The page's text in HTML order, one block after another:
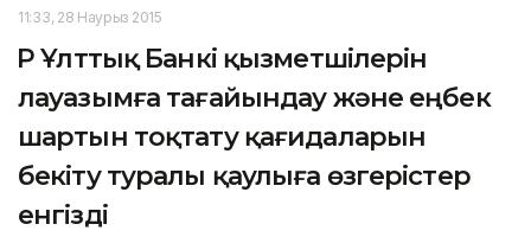
11:33, 28 Наурыз 2015
ҚР Ұлттық Банкі қызметшілерін
лауазымға тағайындау және еңбек
шартын тоқтату қағидаларын
бекіту туралы қаулыға өзгерістер
енгізді